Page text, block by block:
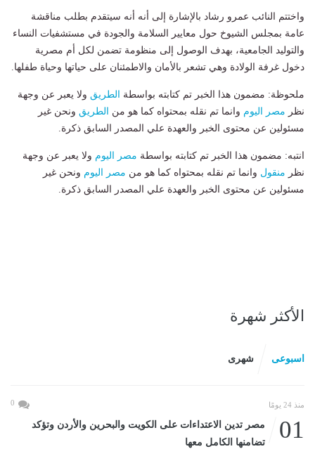
واختتم النائب عمرو رشاد بالإشارة إلى أنه أنه سيتقدم بطلب مناقشة
عامة بمجلس الشيوخ حول معايير السلامة والجودة في مستشفيات النساء
والتوليد الجامعية، بهدف الوصول إلى منظومة تضمن لكل أم مصرية
دخول غرفة الولادة وهي تشعر بالأمان والاطمئنان على حياتها وحياة طفلها.
ملحوظة: مضمون هذا الخبر تم كتابته بواسطة الطريق ولا يعبر عن وجهة
نظر مصر اليوم وانما تم نقله بمحتواه كما هو من الطريق ونحن غير
مسئولين عن محتوى الخبر والعهدة علي المصدر السابق ذكرة.
انتبه: مضمون هذا الخبر تم كتابته بواسطة مصر اليوم ولا يعبر عن وجهة
نظر منقول وانما تم نقله بمحتواه كما هو من مصر اليوم ونحن غير
مسئولين عن محتوى الخبر والعهدة علي المصدر السابق ذكرة.
الأكثر شهرة
اسبوعى شهرى
منذ 24 يومًا 0
01
مصر تدين الاعتداءات على الكويت والبحرين والأردن وتؤكد
تضامنها الكامل معها